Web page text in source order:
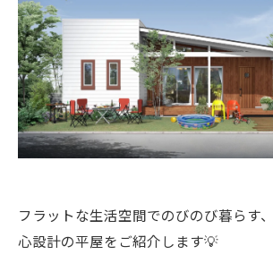
フラットな生活空間でのびのび暮らす
心設計の平屋をご紹介します💡